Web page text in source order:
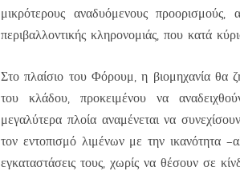
μικρότερους αναδυόμενους προορισμούς,
περιβαλλοντικής κληρονομιάς, που κατά
Στο πλαίσιο του Φόρουμ, η βιομηχανία θα
του κλάδου, προκειμένου να
μεγαλύτερα πλοία αναμένεται να
τον εντοπισμό λιμένων με την ικανότητα
εγκαταστάσεις τους, χωρίς να θέσουν σε